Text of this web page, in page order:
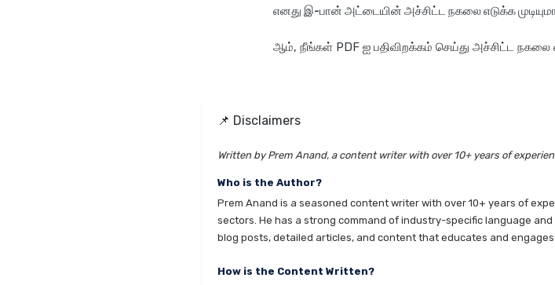
எனது இ-பான் அட்டையின் அச்சிட்ட நகலை எடுக்க
ஆம், நீங்கள் PDF ஐ பதிவிறக்கம் செய்து அச்சிட்ட நகலை
📌 Disclaimers
Written by Prem Anand, a content writer with over 10+ years of
Who is the Author?
Prem Anand is a seasoned content writer with over 10+ years of
sectors. He has a strong command of industry-specific language
blog posts, detailed articles, and content that educates and
How is the Content Written?